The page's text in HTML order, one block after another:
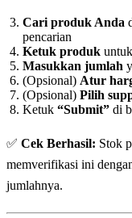
Cari produk Anda
pencarian
Ketuk produk
Masukkan jumlah
(Opsional) Atur
(Opsional) Pilih
Ketuk “Submit” di
✅ Cek Berhasil: Stok
memverifikasi ini
jumlahnya.